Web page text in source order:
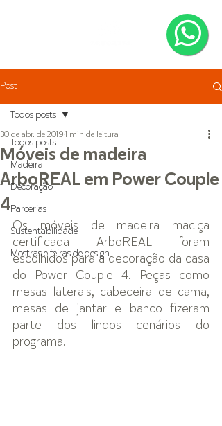
Post
Todos posts
Madeira
Decoração
Parcerias
Sustentabilidade
Mostras e feiras de design
Todos posts
Móveis de madeira
ArboREAL em Power Couple
4
30 de abr. de 2019 1 min de leitura
Os móveis de madeira maciça
certificada ArboREAL foram
escolhidos para a decoração da casa
do Power Couple 4. Peças como
mesas laterais, cabeceira de cama,
mesas de jantar e banco fizeram
parte dos lindos cenários do
programa.